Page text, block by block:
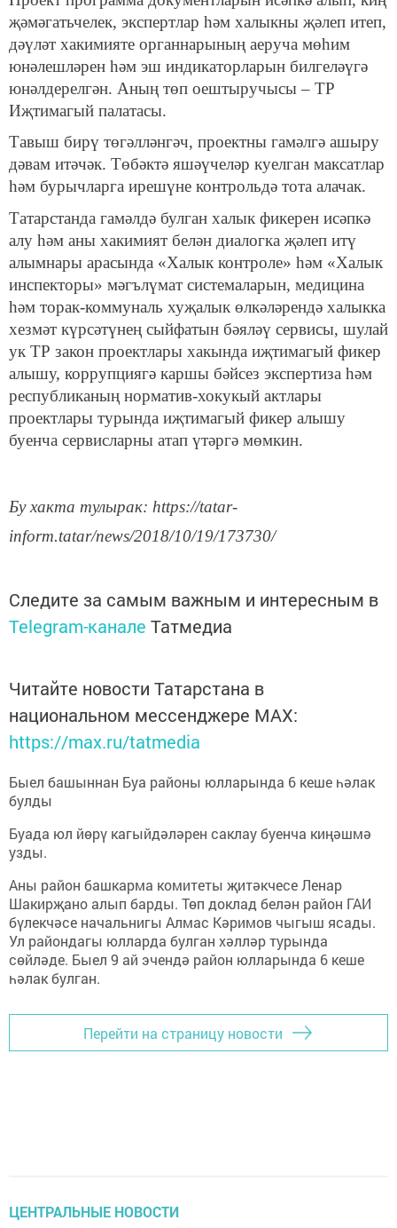
җәмәгатьчелек, экспертлар һәм халыкны җәлеп итеп,
дәүләт хакимияте органнарының аеруча мөһим
юнәлешләрен һәм эш индикаторларын билгеләүгә
юнәлдерелгән. Аның төп оештыручысы – ТР
Иҗтимагый палатасы.
Тавыш бирү төгәлләнгәч, проектны гамәлгә ашыру
дәвам итәчәк. Төбәктә яшәүчеләр куелган максатлар
һәм бурычларга ирешүне контрольдә тота алачак.
Татарстанда гамәлдә булган халык фикерен исәпкә
алу һәм аны хакимият белән диалогка җәлеп итү
алымнары арасында «Халык контроле» һәм «Халык
инспекторы» мәгълүмат системаларын, медицина
һәм торак-коммуналь хуҗалык өлкәләрендә халыкка
хезмәт күрсәтүнең сыйфатын бәяләү сервисы, шулай
ук ТР закон проектлары хакында иҗтимагый фикер
алышу, коррупциягә каршы бәйсез экспертиза һәм
республиканың норматив-хокукый актлары
проектлары турында иҗтимагый фикер алышу
буенча сервисларны атап үтәргә мөмкин.
Бу хакта тулырак: https://tatar-
inform.tatar/news/2018/10/19/173730/
Следите за самым важным и интересным в
Telegram-канале Татмедиа
Читайте новости Татарстана в
национальном мессенджере MАХ:
https://max.ru/tatmedia
Быел башыннан Буа районы юлларында 6 кеше һәлак
булды
Буада юл йөрү кагыйдәләрен саклау буенча киңәшмә
узды.
Аны район башкарма комитеты җитәкчесе Ленар
Шакирҗано алып барды. Төп доклад белән район ГАИ
бүлекчәсе начальнигы Алмас Кәримов чыгыш ясады.
Ул райондагы юлларда булган хәлләр турында
сөйләде. Быел 9 ай эчендә район юлларында 6 кеше
һәлак булган.
Перейти на страницу новости
ЦЕНТРАЛЬНЫЕ НОВОСТИ